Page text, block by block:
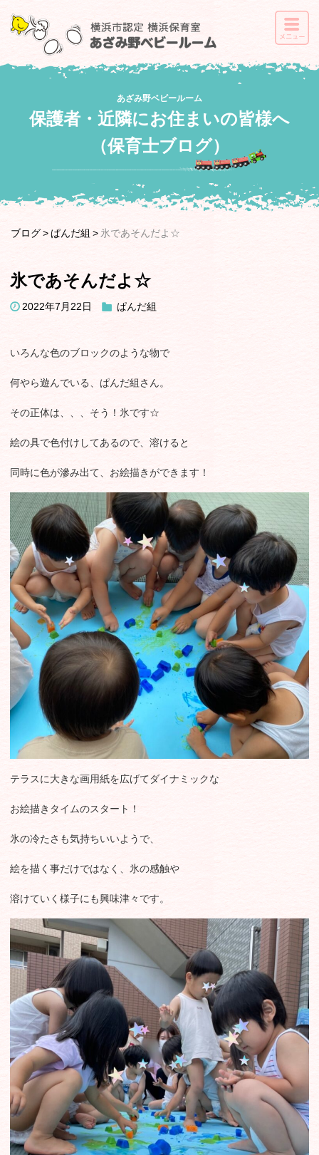
あざみ野ベビールーム
保護者・近隣にお住まいの皆様へ
（保育士ブログ）
ブログ ぱんだ組 氷であそんだよ☆
氷であそんだよ☆
2022年7月22日 ぱんだ組
いろんな色のブロックのような物で
何やら遊んでいる、ぱんだ組さん。
その正体は、、、そう！氷です☆
絵の具で色付けしてあるので、溶けると
同時に色が滲み出て、お絵描きができます！
テラスに大きな画用紙を広げてダイナミックな
お絵描きタイムのスタート！
氷の冷たさも気持ちいいようで、
絵を描く事だけではなく、氷の感触や
溶けていく様子にも興味津々です。